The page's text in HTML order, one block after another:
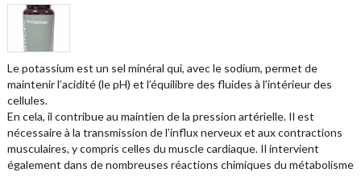
Le potassium est un sel minéral qui, avec le sodium, permet de
maintenir l’acidité (le pH) et l’équilibre des fluides à l’intérieur des
cellules.
En cela, il contribue au maintien de la pression artérielle. Il est
nécessaire à la transmission de l’influx nerveux et aux contractions
musculaires, y compris celles du muscle cardiaque. Il intervient
également dans de nombreuses réactions chimiques du métabolisme